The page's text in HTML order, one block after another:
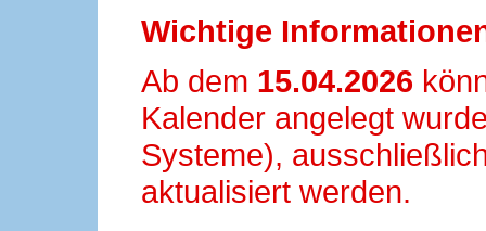
Wichtige
Ab dem 15.04.2026
Kalender angelegt
Systeme),
aktualisiert werden.